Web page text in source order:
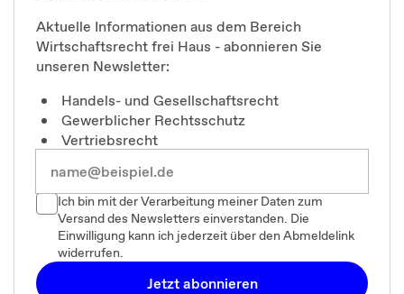
Aktuelle Informationen aus dem Bereich
Wirtschaftsrecht frei Haus - abonnieren Sie
unseren Newsletter:
Handels- und Gesellschaftsrecht
Gewerblicher Rechtsschutz
Vertriebsrecht
Ich bin mit der Verarbeitung meiner Daten zum
Versand des Newsletters einverstanden. Die
Einwilligung kann ich jederzeit über den Abmeldelink
widerrufen.
Jetzt abonnieren